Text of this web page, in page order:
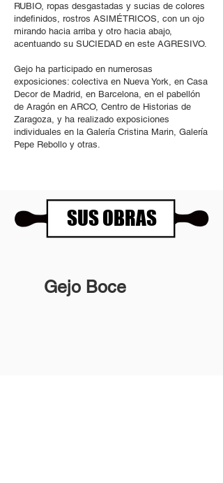
RUBIO, ropas desgastadas y sucias de colores
indefinidos, rostros ASIMÉTRICOS, con un ojo
mirando hacia arriba y otro hacia abajo,
acentuando su SUCIEDAD en este AGRESIVO.
Gejo ha participado en numerosas
exposiciones: colectiva en Nueva York, en Casa
Decor de Madrid, en Barcelona, en el pabellón
de Aragón en ARCO, Centro de Historias de
Zaragoza, y ha realizado exposiciones
individuales en la Galería Cristina Marin, Galería
Pepe Rebollo y otras.
SUS OBRAS
Gejo Boce